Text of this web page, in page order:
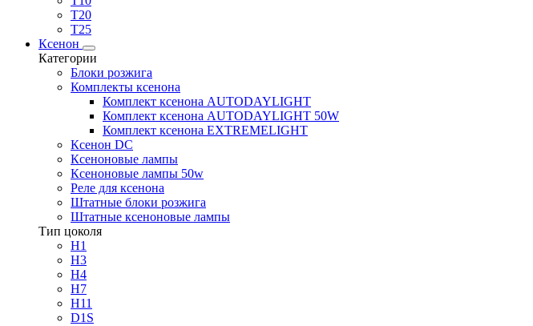
T20
T25
Ксенон
Категории
Блоки розжига
Комплекты ксенона
Комплект ксенона AUTODAYLIGHT
Комплект ксенона AUTODAYLIGHT 50W
Комплект ксенона EXTREMELIGHT
Ксенон DC
Ксеноновые лампы
Ксеноновые лампы 50w
Реле для ксенона
Штатные блоки розжига
Штатные ксеноновые лампы
Тип цоколя
H1
H3
H4
H7
H11
D1S